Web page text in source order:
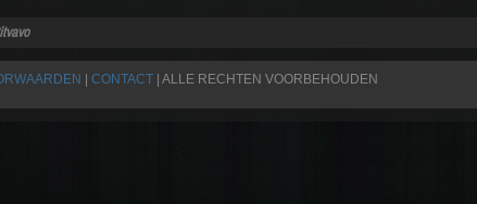
CONTACT | ALLE RECHTEN VOORBEHOUDEN